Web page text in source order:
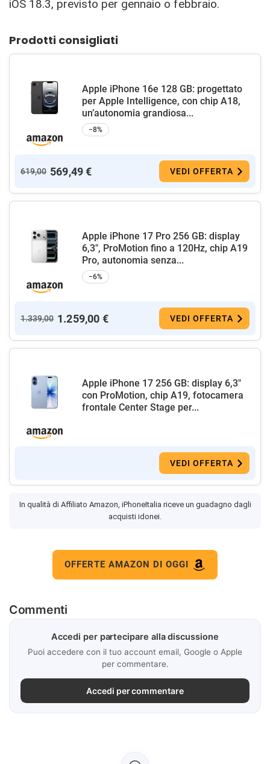
iOS 18.3, previsto per gennaio o febbraio.
Prodotti consigliati
Apple iPhone 16e 128 GB: progettato
per Apple Intelligence, con chip A18,
un’autonomia grandiosa...
−8%
619,00 569,49 € VEDI OFFERTA
Apple iPhone 17 Pro 256 GB: display
6,3", ProMotion fino a 120Hz, chip A19
Pro, autonomia senza...
−6%
1.339,00 1.259,00 € VEDI OFFERTA
Apple iPhone 17 256 GB: display 6,3"
con ProMotion, chip A19, fotocamera
frontale Center Stage per...
VEDI OFFERTA
In qualità di Affiliato Amazon, iPhoneItalia riceve un guadagno dagli
acquisti idonei.
OFFERTE AMAZON DI OGGI
Commenti
Accedi per partecipare alla discussione
Puoi accedere con il tuo account email, Google o Apple
per commentare.
Accedi per commentare